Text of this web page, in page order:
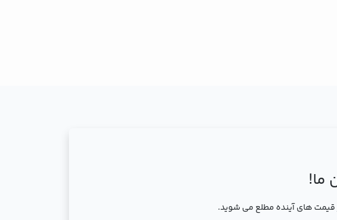
ما!
قیمت های آینده مطلع می شوید.